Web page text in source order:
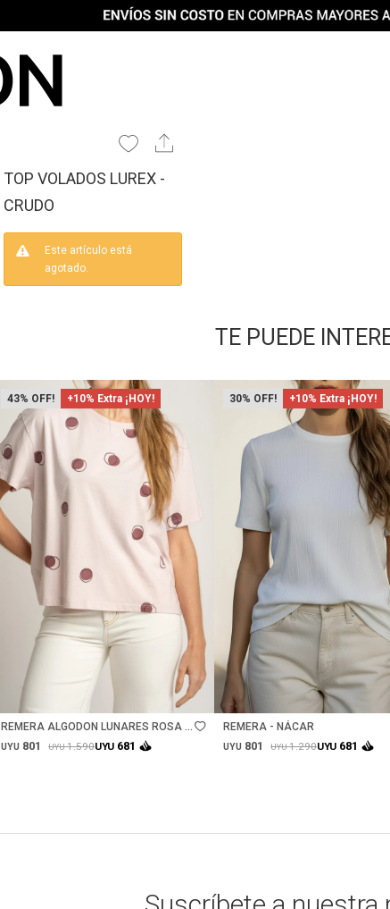
TOP VOLADOS LUREX -
CRUDO
Este artículo está
agotado.
TE PUEDE
43 +10% Extra ¡HOY!
REMERA ALGODON LUNARES ROSA -
UYU 801 UYU1.590UYU 681
30 +10% Extra ¡HOY!
REMERA - NÁCAR
UYU 801 UYU1.290UYU 681